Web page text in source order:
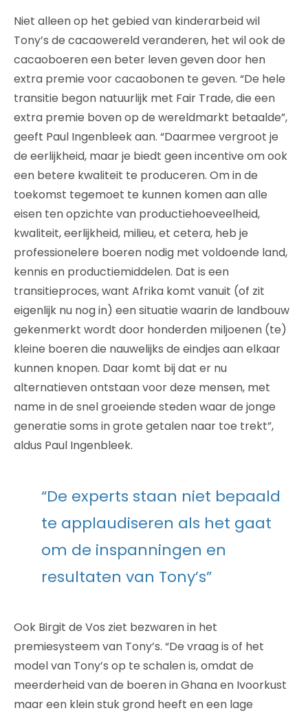
Niet alleen op het gebied van kinderarbeid wil
Tony’s de cacaowereld veranderen, het wil ook de
cacaoboeren een beter leven geven door hen
extra premie voor cacaobonen te geven. “De hele
transitie begon natuurlijk met Fair Trade, die een
extra premie boven op de wereldmarkt betaalde”,
geeft Paul Ingenbleek aan. “Daarmee vergroot je
de eerlijkheid, maar je biedt geen incentive om ook
een betere kwaliteit te produceren. Om in de
toekomst tegemoet te kunnen komen aan alle
eisen ten opzichte van productiehoeveelheid,
kwaliteit, eerlijkheid, milieu, et cetera, heb je
professionelere boeren nodig met voldoende land,
kennis en productiemiddelen. Dat is een
transitieproces, want Afrika komt vanuit (of zit
eigenlijk nu nog in) een situatie waarin de landbouw
gekenmerkt wordt door honderden miljoenen (te)
kleine boeren die nauwelijks de eindjes aan elkaar
kunnen knopen. Daar komt bij dat er nu
alternatieven ontstaan voor deze mensen, met
name in de snel groeiende steden waar de jonge
generatie soms in grote getalen naar toe trekt”,
aldus Paul Ingenbleek.
“De experts staan niet bepaald
te applaudiseren als het gaat
om de inspanningen en
resultaten van Tony’s”
Ook Birgit de Vos ziet bezwaren in het
premiesysteem van Tony’s. “De vraag is of het
model van Tony’s op te schalen is, omdat de
meerderheid van de boeren in Ghana en Ivoorkust
maar een klein stuk grond heeft en een lage